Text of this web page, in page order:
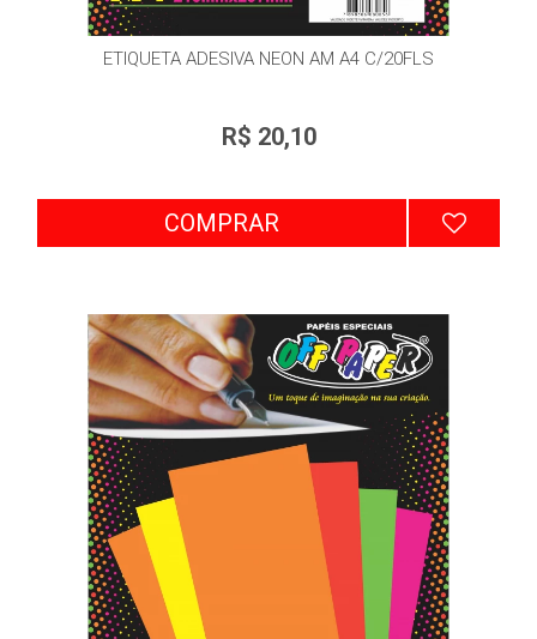
ETIQUETA ADESIVA NEON AM A4 C/20FLS
R$ 20,10
COMPRAR